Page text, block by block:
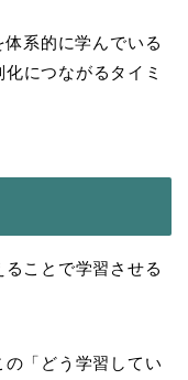
系的に学んでいる
につながるタイミ
ことで学習させる
「どう学習してい